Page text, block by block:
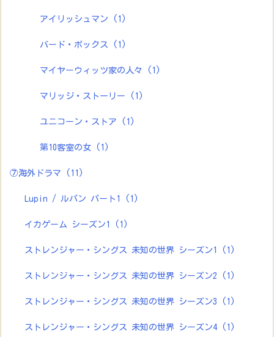
アイリッシュマン (1)
バード・ボックス (1)
マイヤーウィッツ家の人々 (1)
マリッジ・ストーリー (1)
ユニコーン・ストア (1)
第10客室の女 (1)
⑦海外ドラマ (11)
Lupin / ルパン パート1 (1)
イカゲーム シーズン1 (1)
ストレンジャー・シングス 未知の世界 シーズン1 (1)
ストレンジャー・シングス 未知の世界 シーズン2 (1)
ストレンジャー・シングス 未知の世界 シーズン3 (1)
ストレンジャー・シングス 未知の世界 シーズン4 (1)